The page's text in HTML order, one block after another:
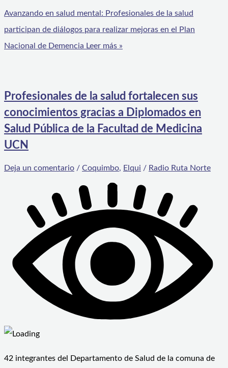
Avanzando en salud mental: Profesionales de la salud
participan de diálogos para realizar mejoras en el Plan
Nacional de Demencia Leer más »
Profesionales de la salud fortalecen sus
conocimientos gracias a Diplomados en
Salud Pública de la Facultad de Medicina
UCN
Deja un comentario / Coquimbo, Elqui / Radio Ruta Norte
42 integrantes del Departamento de Salud de la comuna de